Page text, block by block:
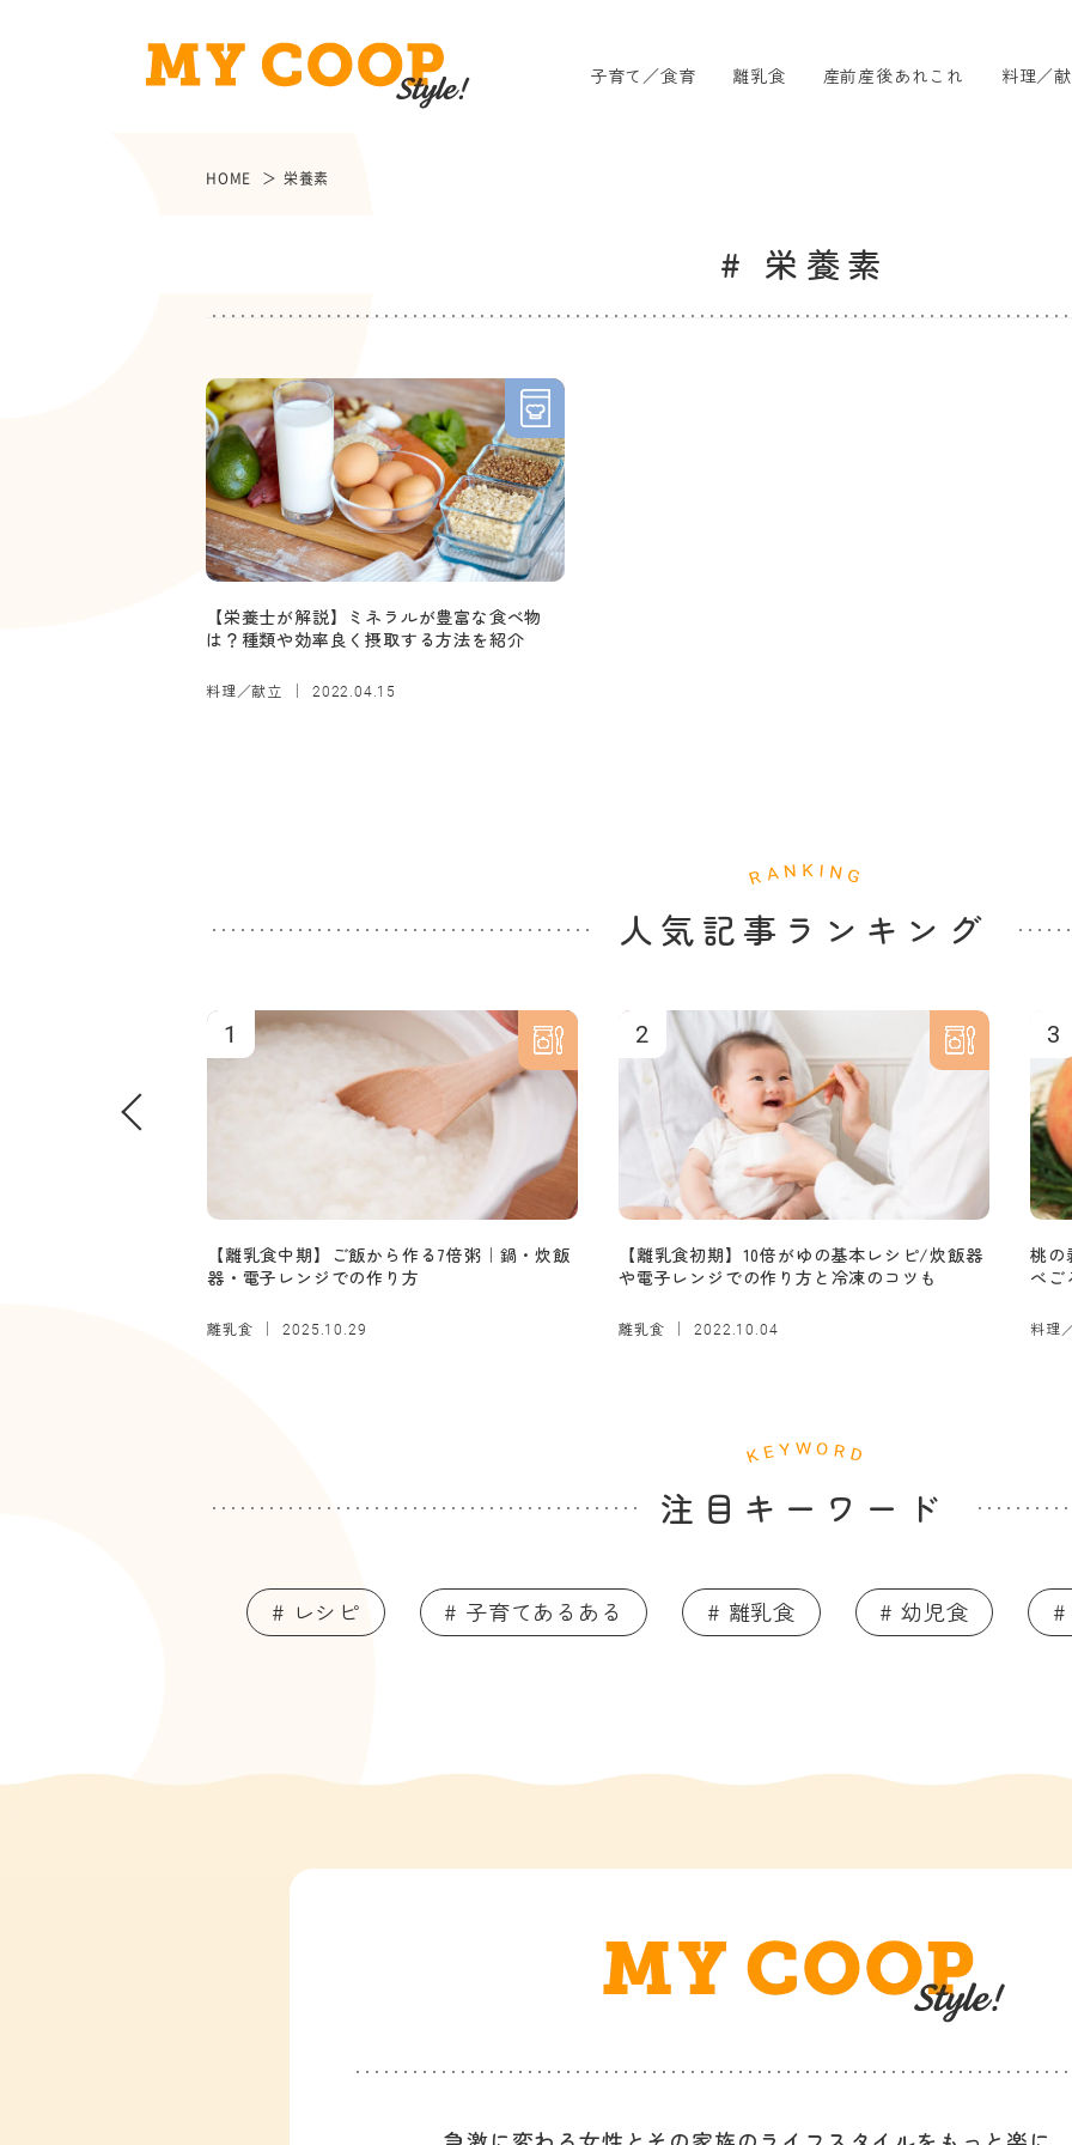
子育て／食育 離乳食 産前産後あれこれ 料理／
HOME 栄養素
# 栄養素
【栄養士が解説】ミネラルが豊富な食べ物
は？種類や効率良く摂取する方法を紹介
料理／献立 2022.04.15
人気記事ランキング
1
【離乳食中期】ご飯から作る7倍粥｜鍋・炊飯
器・電子レンジでの作り方
離乳食 2025.10.29
2
【離乳食初期】10倍がゆの基本レシピ/炊飯器
や電子レンジでの作り方と冷凍のコツも
離乳食 2022.10.04
3
桃の
べご
料理
注目キーワード
# レシピ # 子育てあるある # 離乳食 # 幼児食